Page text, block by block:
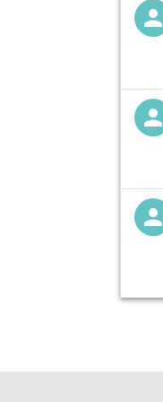
person
person
person